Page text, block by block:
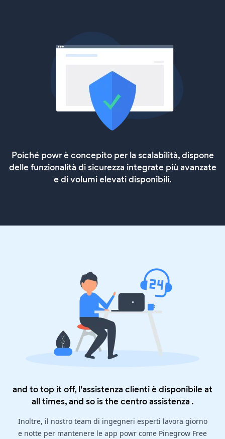
Poiché powr è concepito per la scalabilità, dispone
delle funzionalità di sicurezza integrate più avanzate
e di volumi elevati disponibili.
and to top it off, l'assistenza clienti è disponibile at
all times, and so is thecentro assistenza .
Inoltre, il nostro team di ingegneri esperti lavora giorno
e notte per mantenere le app powr come Pinegrow Free